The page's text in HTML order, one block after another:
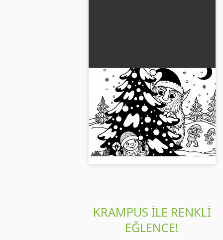
Krampus, karlı çam ağacının
arkasında pusuya yatmış
ve mutlu çocuğu izliyor –
Ücretsiz boyama sayfası
Boyama sayfasında bir çam
ağacının arkasında Krampus'un
mutlu bir çocuğu izlediği görülüyor.
Ücretsiz resmi hemen indir!...
KRAMPUS ILE RENKLI
EĞLENCE!